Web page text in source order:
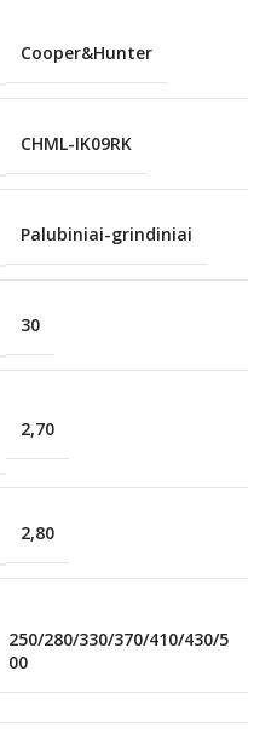
Cooper&Hunter
CHML-IK09RK
Palubiniai-grindiniai
30
2,70
2,80
250/280/330/370/410/430/5
00